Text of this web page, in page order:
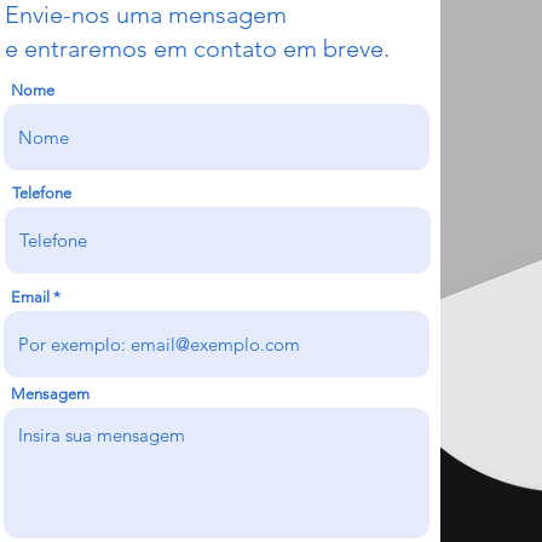
para a
no Setor
Envie-nos uma mensagem
e entraremos em contato em breve.
Nome
Telefone
Email
Mensagem